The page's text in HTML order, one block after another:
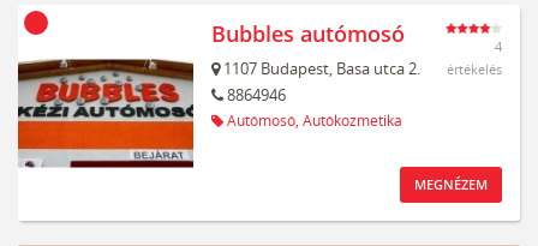
Bubbles autómosó
1107 Budapest, Basa utca 2.
8864946
Autómosó, Autókozmetika
4
értékelés
MEGNÉZEM